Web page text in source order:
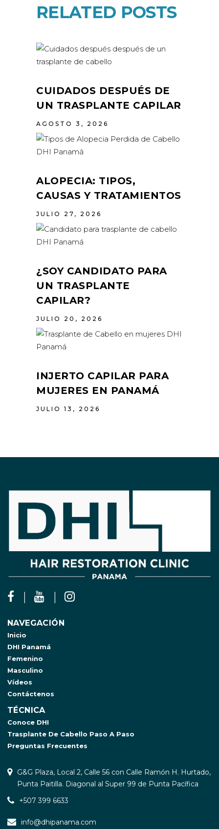
RELATED POSTS
CUIDADOS DESPUÉS DE
UN TRASPLANTE CAPILAR
AGOSTO 3, 2026
ALOPECIA: TIPOS,
CAUSAS Y TRATAMIENTOS
JULIO 27, 2026
¿SOY CANDIDATO PARA
UN TRASPLANTE
CAPILAR?
JULIO 20, 2026
INJERTO CAPILAR PARA
MUJERES EN PANAMÁ
JULIO 13, 2026
NAVEGACIÓN
Inicio
DHI Panamá
Femenino
Masculino
Vídeos
Contáctenos
TÉCNICA
Conoce DHI
Trasplante De Cabello Paso A Paso
Preguntas Frecuentes
G&G Plaza, Local 2, Calle 56 con Calle Ramón H. Hurtado,
Punta Paitilla. Diagonal al Super 99 de Punta Pacífica
+507 399 6633
info@dhipanama.com